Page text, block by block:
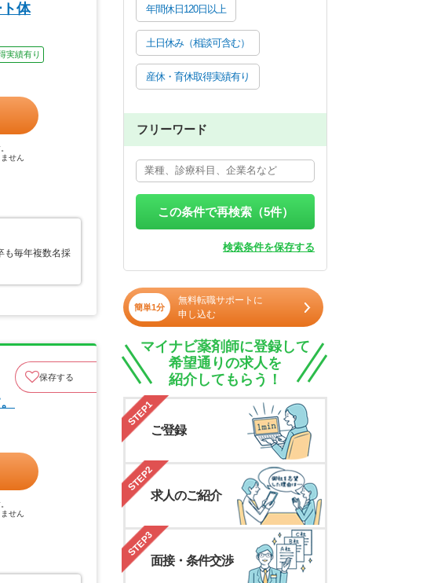
体
実績有り
せん
も毎年複数名採
保存する
せん
年間休日120日以上
土日休み（相談可含む）
産休・育休取得実績有り
フリーワード
この条件で再検索（5件）
検索条件を保存する
簡単1分
無料転職サポートに
申し込む
マイナビ薬剤師に登録して
希望通りの求人を
紹介してもらう！
STEP1
ご登録
STEP2
求人のご紹介
STEP3
面接・条件交渉